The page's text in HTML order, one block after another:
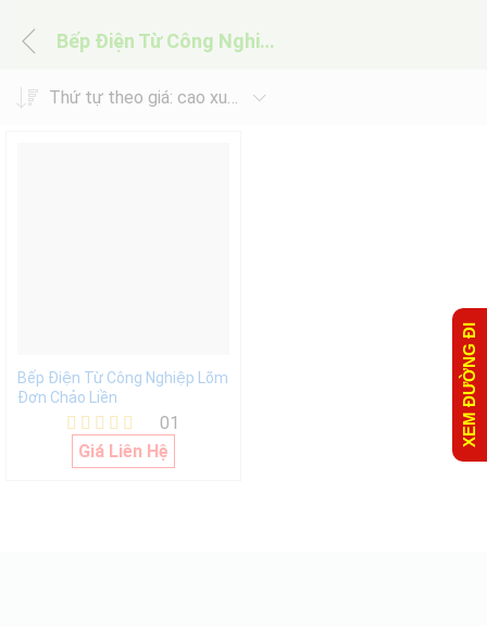
Bếp Điện Từ Công Nghiệp Lõm Đơn Chảo Liền
Thứ tự theo giá: cao xuống thấp
Bếp Điện Từ Công Nghiệp Lõm
Đơn Chảo Liền
Được xếp
hạng
01
Giá Liên Hệ
XEM ĐƯỜNG ĐI